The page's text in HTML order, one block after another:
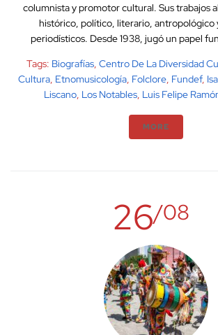
columnista y promotor cultural. Sus trabajos
histórico, político, literario, antropológico
periodísticos. Desde 1938, jugó un papel
Tags: Biografías, Centro De La Diversidad
Cultura, Etnomusicología, Folclore, Fundef,
Liscano, Los Notables, Luis Felipe
MORE
26/08